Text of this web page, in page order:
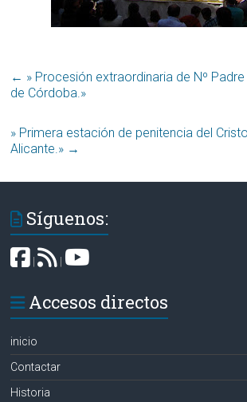
← » Procesión extraordinaria de Nº
» Primera estación de penitencia del
→
Síguenos:
|
Accesos directos
inicio
Contactar
Historia